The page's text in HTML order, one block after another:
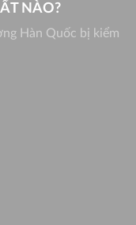
NÀO?
Hàn Quốc bị kiểm